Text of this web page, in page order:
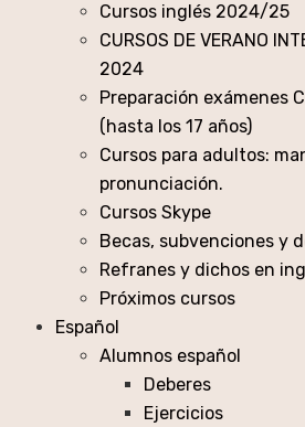
Cursos inglés 2024/25
CURSOS DE VERANO
2024
Preparación exámenes
(hasta los 17 años)
Cursos para adultos:
pronunciación.
Cursos Skype
Becas, subvenciones y
Refranes y dichos en
Próximos cursos
Español
Alumnos español
Deberes
Ejercicios